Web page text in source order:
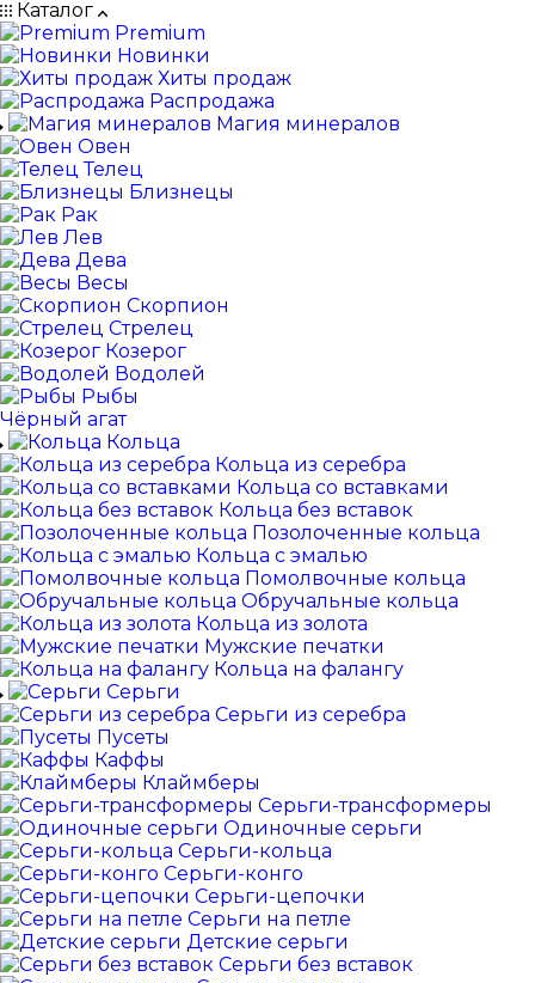
Каталог
Premium
Новинки
Хиты продаж
Распродажа
Магия минералов
Овен
Телец
Близнецы
Рак
Лев
Дева
Весы
Скорпион
Стрелец
Козерог
Водолей
Рыбы
Чёрный агат
Кольца
Кольца из серебра
Кольца со вставками
Кольца без вставок
Позолоченные кольца
Кольца с эмалью
Помолвочные кольца
Обручальные кольца
Кольца из золота
Мужские печатки
Кольца на фалангу
Серьги
Серьги из серебра
Пусеты
Каффы
Клаймберы
Серьги-трансформеры
Одиночные серьги
Серьги-кольца
Серьги-конго
Серьги-цепочки
Серьги на петле
Детские серьги
Серьги без вставок